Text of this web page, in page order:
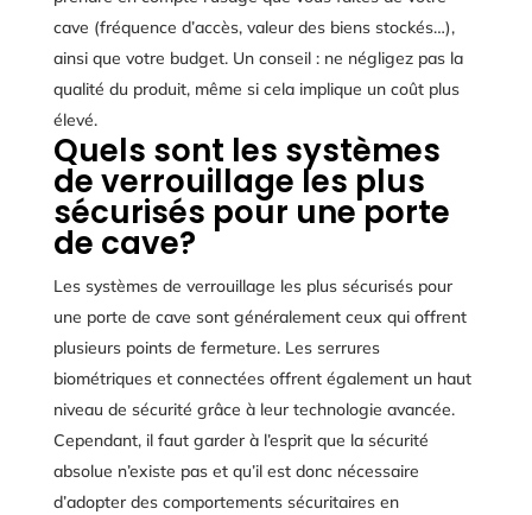
cave (fréquence d’accès, valeur des biens stockés…),
ainsi que votre budget. Un conseil : ne négligez pas la
qualité du produit, même si cela implique un coût plus
élevé.
Quels sont les systèmes
de verrouillage les plus
sécurisés pour une porte
de cave?
Les systèmes de verrouillage les plus sécurisés pour
une porte de cave sont généralement ceux qui offrent
plusieurs points de fermeture. Les serrures
biométriques et connectées offrent également un haut
niveau de sécurité grâce à leur technologie avancée.
Cependant, il faut garder à l’esprit que la sécurité
absolue n’existe pas et qu’il est donc nécessaire
d’adopter des comportements sécuritaires en